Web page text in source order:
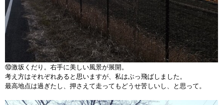
⑩激坂くだり。右手に美しい風景が展開。
考え方はそれぞれあると思いますが、私はぶっ飛ばしました。
最高地点は過ぎたし、押さえて走ってもどうせ苦しいし、と思って。